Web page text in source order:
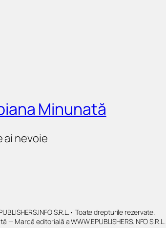
Minunată
ai nevoie
S.R.L.• Toate drepturile rezervate.
— Marcă editorială a WWW.EPUBLISHERS.INFO S.R.L.